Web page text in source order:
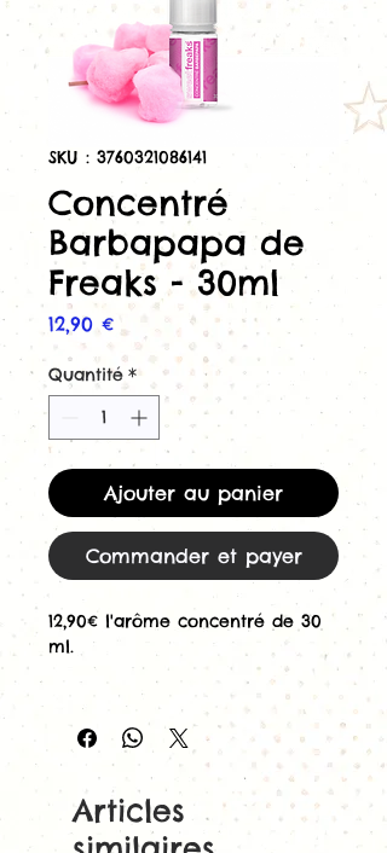
SKU : 3760321086141
Concentré
Barbapapa de
Freaks - 30ml
12,90 €Prix
Quantité *
Ajouter au panier
Commander et payer
12,90€ l'arôme concentré de 30
ml.
Concentré 30ml
Barbapapa de
, pour cigarette
électronique.
Barbe à Papa
par excellence
est disponible chez
Freaks
Articles